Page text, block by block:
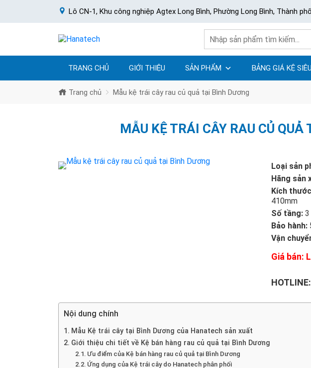
Lô CN-1, Khu công nghiệp Agtex Long Bình, Phường Long Bình, Thành
TRANG CHỦ GIỚI THIỆU SẢN PHẨM BẢNG GIÁ KỆ
Trang chủ Mẫu kệ trái cây rau củ quả tại Bình Dương
MẪU KỆ TRÁI CÂY RAU CỦ QUẢ
Loại sản
Hãng sản
Kích
410mm
Số tầng:3
Bảo hành:
Vận
Giá bán:
HOTLINE:
Nội dung chính
Mẫu Kệ trái cây tại Bình Dương của Hanatech sản xuất
Giới thiệu chi tiết về Kệ bán hàng rau củ quả tại Bình Dương
Ưu điểm của Kệ bán hàng rau củ quả tại Bình Dương
Ứng dụng của Kệ trái cây do Hanatech phân phối